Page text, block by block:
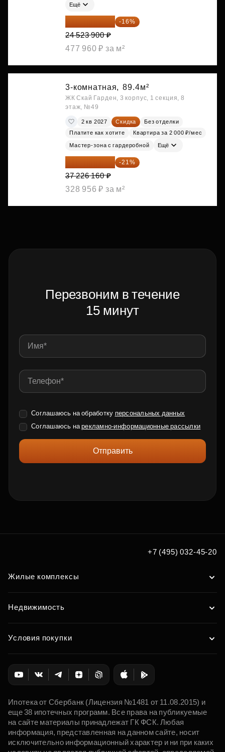
Ещё
20 600 076 ₽ -16%
24 523 900 ₽
477 960 ₽ за м²
3-комнатная, 89.4м²
ЖК Скай Гарден, 3 корпус, 1 секция, 8
этаж, №49
2 кв 2027 Скидка
Без отделки
Платите как хотите
Квартира за 2 000 ₽/мес
Мастер-зона с гардеробной Ещё
29 408 666 ₽ -21%
37 226 160 ₽
328 956 ₽ за м²
Перезвоним в течение
15 минут
Соглашаюсь на обработку персональных данных
Соглашаюсь нарекламно-информационные рассылки
Отправить
+7 (495) 032-45-20
Жилые комплексы
Недвижимость
Условия покупки
Ипотека от Сбербанк (Лицензия №1481 от 11.08.2015) и
еще 38 ипотечных программ. Все права на публикуемые
на сайте материалы принадлежат ГК ФСК. Любая
информация, представленная на данном сайте, носит
исключительно информационный характер и ни при каких